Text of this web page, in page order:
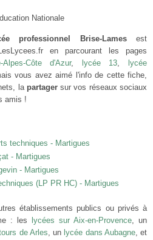
Nationale
professionnel Brise-Lamesest
en parcourant les pages
Alpes-Côte d'Azur, lycée 13,
lycée
vous avez aimé l'info de cette fiche,
la partagersur vos réseaux sociaux
amis !
techniques - Martigues
- Martigues
- Martigues
(LP PR HC) - Martigues
établissements publics ou privés à
: les lycées sur Aix-en-Provence, un
de Arles, un lycée dans Aubagne, et